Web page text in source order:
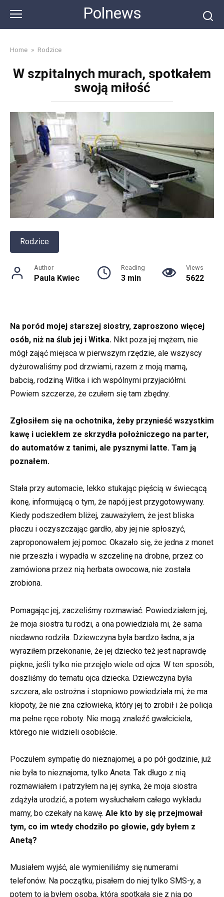
content
Polnews
Home » Rodzice
W szpitalnych murach, spotkałem
swoją miłość
Rodzice
Author
Paula Kwiec
Reading
3 min
Views
5622
Na poród mojej starszej siostry, zaproszono więcej
osób, niż na ślub jej i Witka. Nikt poza jej mężem, nie
mógł zająć miejsca w pierwszym rzędzie, ale wszyscy
dyżurowaliśmy pod drzwiami, razem z moją mamą,
babcią, rodziną Witka i ich wspólnymi przyjaciółmi.
Powiem szczerze, że czułem się tam zbędny.
Zgłosiłem się na ochotnika, żeby przynieść wszystkim
kawę i uciekłem ze skrzydła położniczego na parter,
do automatów z tanimi, ale pysznymi latte. Tam ją
poznałem.
Stała przy automacie, lekko stukając pięścią w świecącą
ikonę, informującą o tym, że napój jest przygotowywany.
Kiedy podszedłem bliżej, zauważyłem, że jest bliska
płaczu i oczyszczając gardło, aby jej nie spłoszyć,
zaproponowałem jej pomoc. Okazało się, że jedna z monet
nie przeszła i wypadła w szczelinę na drobne, przez co
zamówiona przez nią herbata owocowa, nie została
zrobiona.
Pomagając jej, zaczeliśmy rozmawiać. Powiedziałem jej,
że moja siostra tu rodzi, a ona powiedziała mi, że sama
niedawno rodziła. Dziewczyna była bardzo ładna, a ja
wyraziłem przekonanie, że jej dziecko też jest naprawdę
piękne, jeśli tylko nie przejęło wiele od ojca. W ten sposób,
doszliśmy do tematu ojca dziecka. Dziewczyna była
szczera, ale ostrożna i stopniowo powiedziała mi, że ma
kłopoty, że nie zna człowieka, który jej to zrobił i że policja
ma pełne ręce roboty. Nie mogą znaleźć gwałciciela,
którego nie widzieli osobiście.
Poczułem sympatię do nieznajomej, a po pół godzinie, już
nie była to nieznajoma, tylko Aneta. Tak długo z nią
rozmawiałem i patrzyłem na jej synka, że moja siostra
zdążyła urodzić, a potem wysłuchałem całego wykładu
mamy, bo czekały na kawę. Ale kto by się przejmował
tym, co im wtedy chodziło po głowie, gdy byłem z
Anetą?
Musiałem wyjść, ale wymieniliśmy się numerami
telefonów. Na początku, pisałem do niej tylko SMS-y, a
potem to ja byłem osobą, która spotkała się z nią po